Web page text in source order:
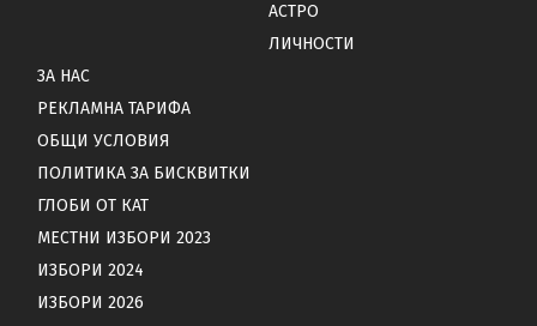
АСТРО
ЛИЧНОСТИ
ЗА НАС
РЕКЛАМНА ТАРИФА
ОБЩИ УСЛОВИЯ
ПОЛИТИКА ЗА БИСКВИТКИ
ГЛОБИ ОТ КАТ
МЕСТНИ ИЗБОРИ 2023
ИЗБОРИ 2024
ИЗБОРИ 2026